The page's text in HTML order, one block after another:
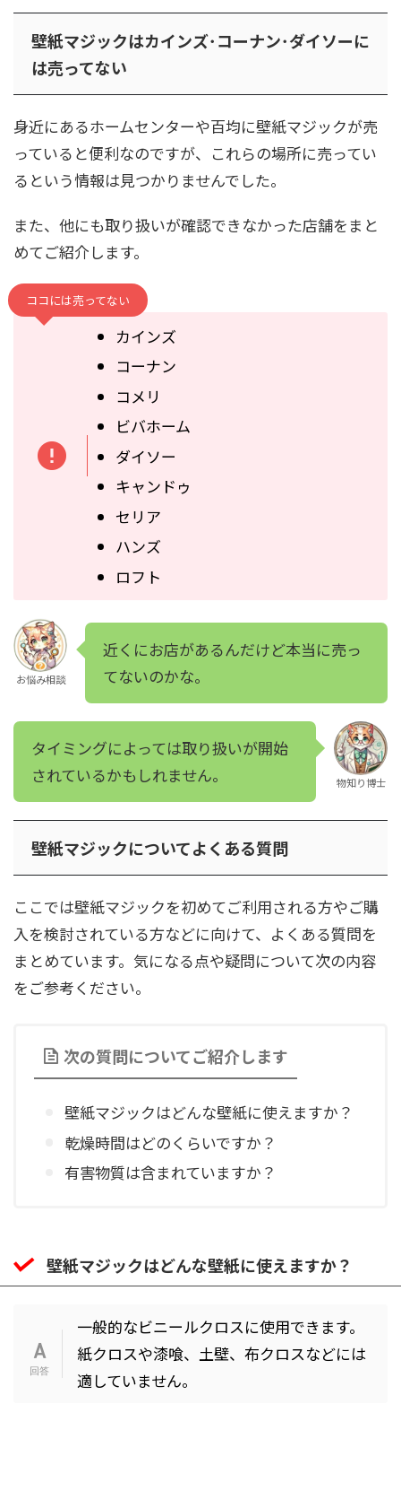
壁紙マジックはカインズ･コーナン･ダイソーに
は売ってない
身近にあるホームセンターや百均に壁紙マジックが売
っていると便利なのですが、これらの場所に売ってい
るという情報は見つかりませんでした。
また、他にも取り扱いが確認できなかった店舗をまと
めてご紹介します。
ココには売ってない
カインズ
コーナン
コメリ
ビバホーム
ダイソー
キャンドゥ
セリア
ハンズ
ロフト
お悩み相談
近くにお店があるんだけど本当に売っ
てないのかな。
タイミングによっては取り扱いが開始
されているかもしれません。
物知り博士
壁紙マジックについてよくある質問
ここでは壁紙マジックを初めてご利用される方やご購
入を検討されている方などに向けて、よくある質問を
まとめています。気になる点や疑問について次の内容
をご参考ください。
次の質問についてご紹介します
壁紙マジックはどんな壁紙に使えますか？
乾燥時間はどのくらいですか？
有害物質は含まれていますか？
壁紙マジックはどんな壁紙に使えますか？
一般的なビニールクロスに使用できます。
紙クロスや漆喰、土壁、布クロスなどには
適していません。